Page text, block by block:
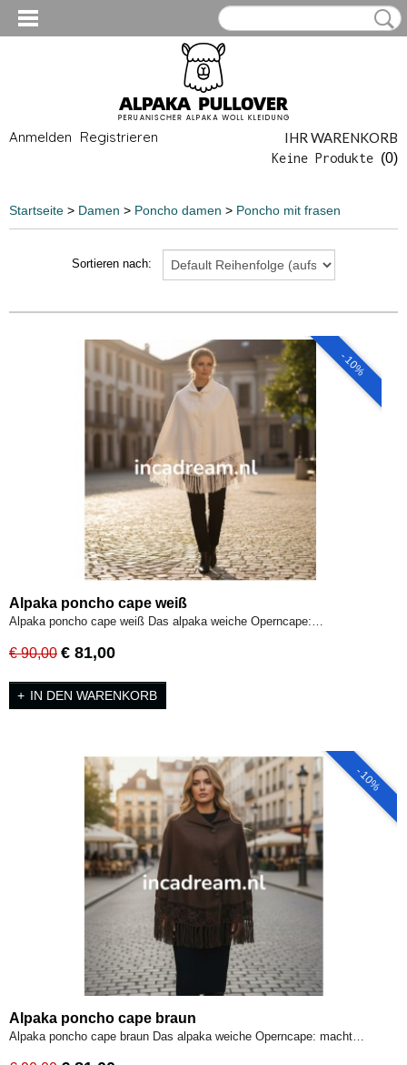
Anmelden Registrieren IHR WARENKORB
Keine Produkte (0)
Startseite > Damen > Poncho damen > Poncho mit frasen
Sortieren nach:
- 10%
Alpaka poncho cape weiß
Alpaka poncho cape weiß Das alpaka weiche Operncape:…
€ 90,00 € 81,00
IN DEN WARENKORB
- 10%
Alpaka poncho cape braun
Alpaka poncho cape braun Das alpaka weiche Operncape: macht…